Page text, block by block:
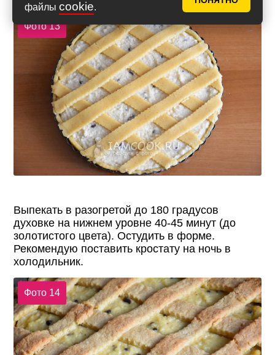
файлы cookie.
Фото 13
Выпекать в разогретой до 180 градусов
духовке на нижнем уровне 40-45 минут (до
золотистого цвета). Остудить в форме.
Рекомендую поставить кростату на ночь в
холодильник.
Фото 14